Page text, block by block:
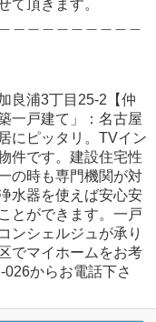
て頂きます。
良浦3丁目25-2【仲
一戸建て」：名古屋
にピッタリ。TVイン
件です。建設住宅性
の時も専門機関が対
水器を使えば安心安
とができます。一戸
ンシェルジュが承り
でマイホームをお考
026からお電話下さ